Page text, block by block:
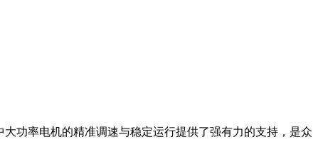
功率电机的精准调速与稳定运行提供了强有力的支持，是众